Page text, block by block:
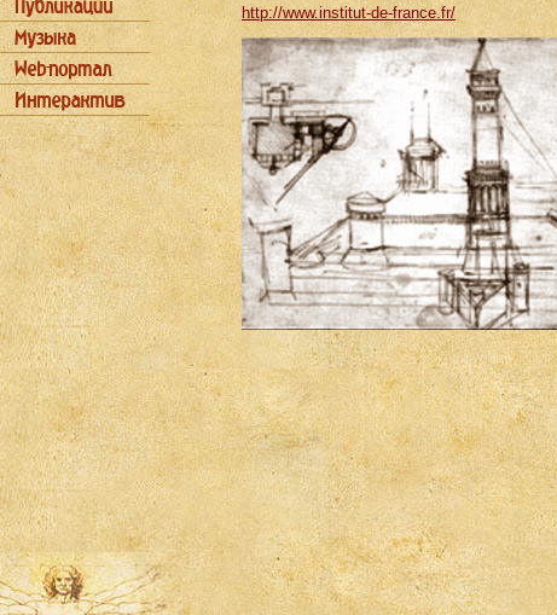
http://www.institut-de-france.fr/